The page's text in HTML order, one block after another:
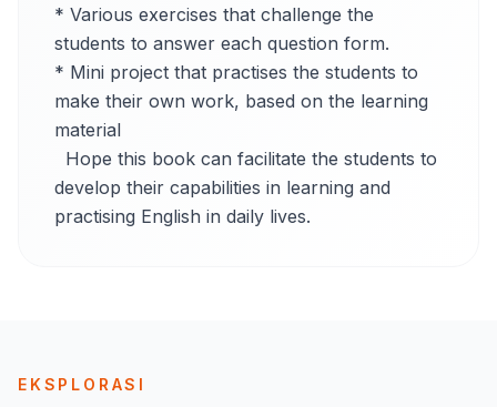
* Various exercises that challenge the
students to answer each question form.
* Mini project that practises the students to
make their own work, based on the learning
material
develop their capabilities in learning and
practising English in daily lives.
EKSPLORASI